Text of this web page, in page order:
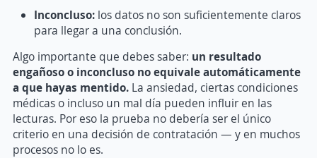
Inconcluso: los datos no son suficientemente claros
para llegar a una conclusión.
Algo importante que debes saber: un resultado
engañoso o inconcluso no equivale automáticamente
a que hayas mentido. La ansiedad, ciertas condiciones
médicas o incluso un mal día pueden influir en las
lecturas. Por eso la prueba no debería ser el único
criterio en una decisión de contratación — y en muchos
procesos no lo es.